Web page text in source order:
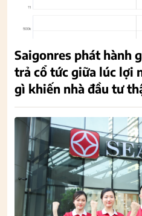
Saigonres phát hành
trả cổ tức giữa lúc lợi
gì khiến nhà đầu tư